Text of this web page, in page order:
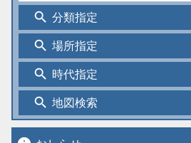
search 分類指定
search 場所指定
search 時代指定
search 地図検索